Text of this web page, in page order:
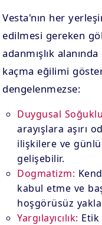
Vesta'nın her
edilmesi gereken
adanmışlık
kaçma eğilimi
dengelenmezse:
Duygusal
arayışlara aşırı
ilişkilere ve
gelişebilir.
Dogmatizm:
kabul etme ve
hoşgörüsüz
Yargılayıcılık: